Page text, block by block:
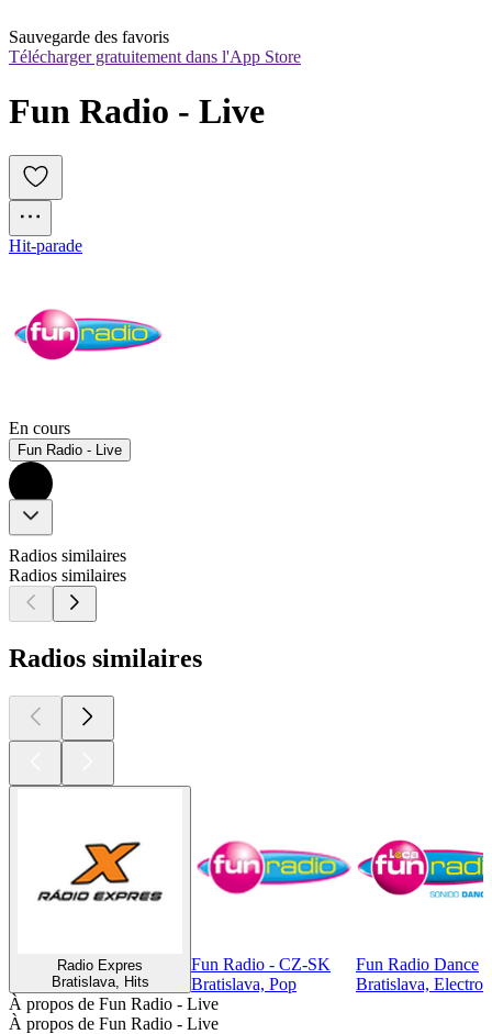
Sauvegarde des favoris
Télécharger gratuitement dans l'App Store
Fun Radio - Live
Hit-parade
En cours
Fun Radio - Live
Radios similaires
Radios similaires
Radios similaires
Radio Expres
Bratislava, Hits
Fun Radio - CZ-SK
Bratislava, Pop
Fun Radio Dance
Bratislava, Electro
À propos de Fun Radio - Live
À propos de Fun Radio - Live